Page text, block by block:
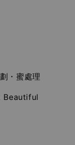
・蜜處理
Beautiful